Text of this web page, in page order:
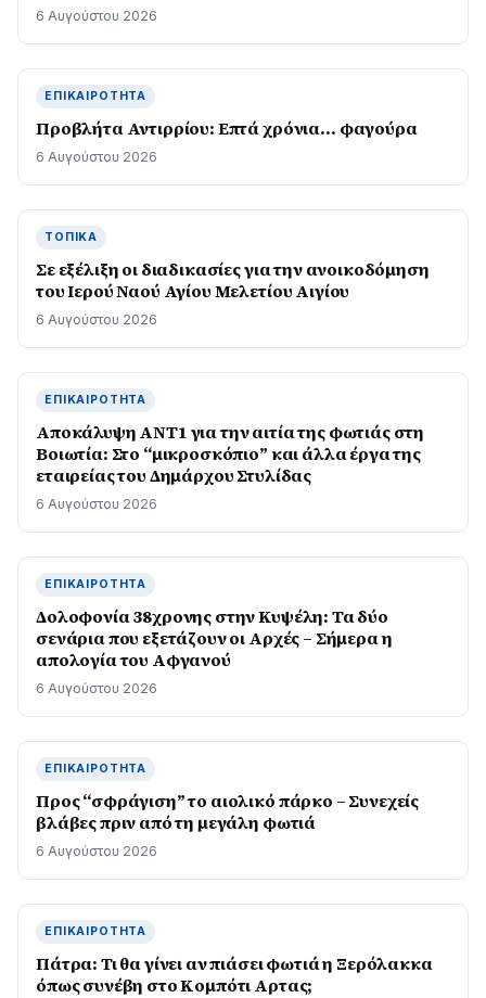
6 Αυγούστου 2026
ΕΠΙΚΑΙΡΌΤΗΤΑ
Προβλήτα Αντιρρίου: Επτά χρόνια… φαγούρα
6 Αυγούστου 2026
ΤΟΠΙΚΆ
Σε εξέλιξη οι διαδικασίες για την ανοικοδόμηση
του Ιερού Ναού Αγίου Μελετίου Αιγίου
6 Αυγούστου 2026
ΕΠΙΚΑΙΡΌΤΗΤΑ
Αποκάλυψη ΑΝΤ1 για την αιτία της φωτιάς στη
Βοιωτία: Στο “μικροσκόπιο” και άλλα έργα της
εταιρείας του Δημάρχου Στυλίδας
6 Αυγούστου 2026
ΕΠΙΚΑΙΡΌΤΗΤΑ
Δολοφονία 38χρονης στην Κυψέλη: Τα δύο
σενάρια που εξετάζουν οι Αρχές – Σήμερα η
απολογία του Αφγανού
6 Αυγούστου 2026
ΕΠΙΚΑΙΡΌΤΗΤΑ
Προς “σφράγιση” το αιολικό πάρκο – Συνεχείς
βλάβες πριν από τη μεγάλη φωτιά
6 Αυγούστου 2026
ΕΠΙΚΑΙΡΌΤΗΤΑ
Πάτρα: Τι θα γίνει αν πιάσει φωτιά η Ξερόλακκα
όπως συνέβη στο Κομπότι Αρτας;